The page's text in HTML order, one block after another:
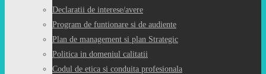
Declaratii de interese/avere
Program de funtionare si de audiente
Plan de management si plan Strategic
Politica in domeniul calitatii
Codul de etica si conduita profesionala